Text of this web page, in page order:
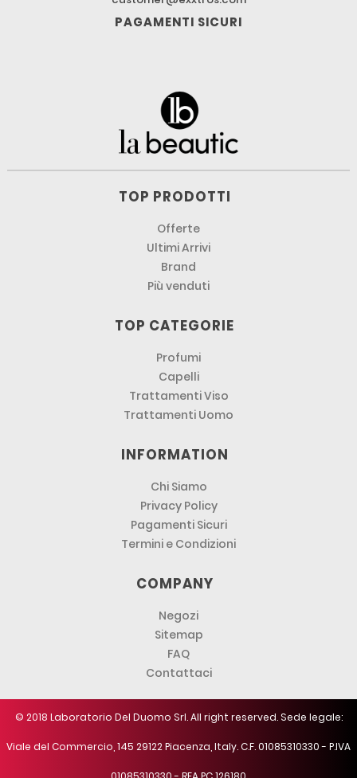
PAGAMENTI SICURI
TOP PRODOTTI
Offerte
Ultimi Arrivi
Brand
Più venduti
TOP CATEGORIE
Profumi
Capelli
Trattamenti Viso
Trattamenti Uomo
INFORMATION
Chi Siamo
Privacy Policy
Pagamenti Sicuri
Termini e Condizioni
COMPANY
Negozi
Sitemap
FAQ
Contattaci
© 2018 Laboratorio Del Duomo Srl. All right reserved. Sede legale:
Viale del Commercio, 145 29122 Piacenza, Italy. C.F. 01085310330 - P.IVA